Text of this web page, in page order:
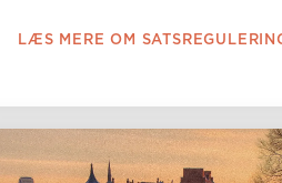
LÆS MERE OM